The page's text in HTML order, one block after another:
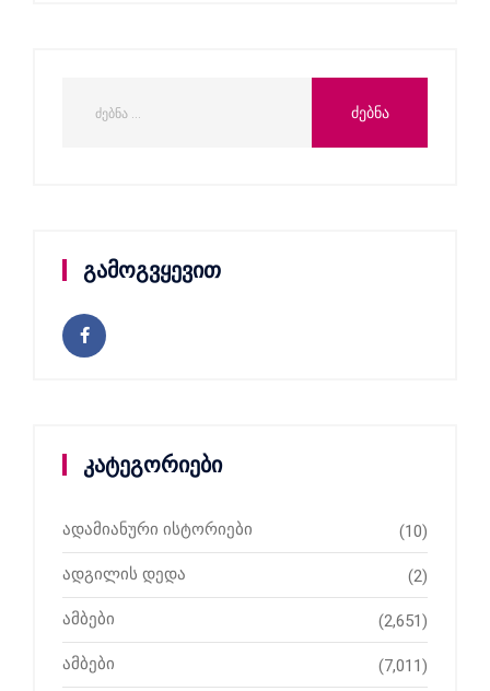
გამოგვყევით
კატეგორიები
ადამიანური ისტორიები (10)
ადგილის დედა (2)
ამბები (2,651)
ამბები (7,011)